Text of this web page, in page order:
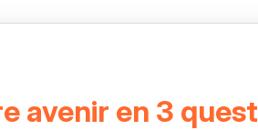
avenir en 3